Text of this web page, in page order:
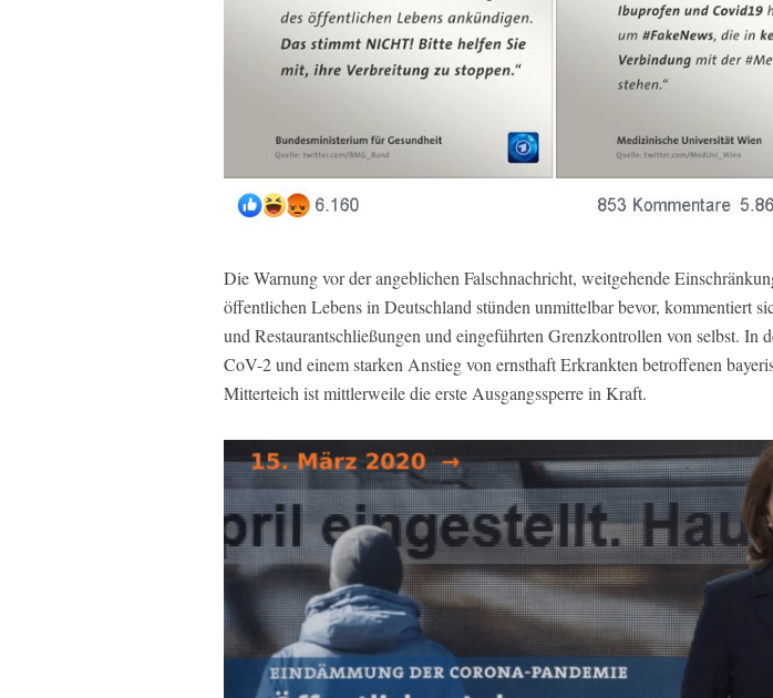
Die Warnung vor der angeblichen Falschnachricht, weitgehende
öffentlichen Lebens in Deutschland stünden unmittelbar bevor, kommentiert
und Restaurantschließungen und eingeführten Grenzkontrollen von selbst. In
CoV-2 und einem starken Anstieg von ernsthaft Erkrankten betroffenen
Mitterteich ist mittlerweile die erste Ausgangssperre in Kraft.